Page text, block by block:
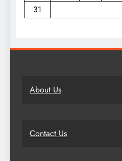
31
About Us
Contact Us